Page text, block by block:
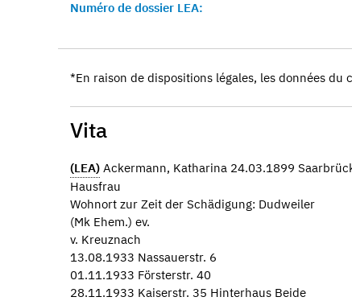
Numéro de dossier LEA:
*En raison de dispositions légales, les données du
Vita
(LEA) Ackermann, Katharina 24.03.1899
Hausfrau
Wohnort zur Zeit der Schädigung: Dudweiler
(Mk Ehem.) ev.
v. Kreuznach
13.08.1933 Nassauerstr. 6
01.11.1933 Försterstr. 40
28.11.1933 Kaiserstr. 35 Hinterhaus Beide